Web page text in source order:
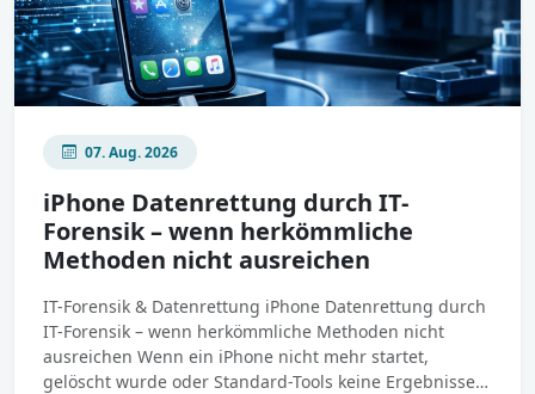
07. Aug. 2026
iPhone Datenrettung durch IT-
Forensik – wenn herkömmliche
Methoden nicht ausreichen
IT-Forensik & Datenrettung iPhone Datenrettung durch
IT-Forensik – wenn herkömmliche Methoden nicht
ausreichen Wenn ein iPhone nicht mehr startet,
gelöscht wurde oder Standard-Tools keine Ergebnisse…